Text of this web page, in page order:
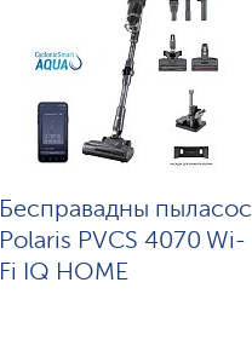
Бесправадны пыласос
Polaris PVCS 4070 Wi-
Fi IQ HOME